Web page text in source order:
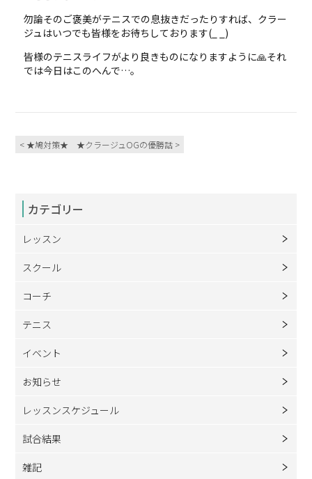
勿論そのご褒美がテニスでの息抜きだったりすれば、クラー
ジュはいつでも皆様をお待ちしております(_ _)
皆様のテニスライフがより良きものになりますように🙏それ
では今日はこのへんで…。
< ★鳩対策★ ★クラージュOGの優勝話 >
カテゴリー
レッスン
スクール
コーチ
テニス
イベント
お知らせ
レッスンスケジュール
試合結果
雑記